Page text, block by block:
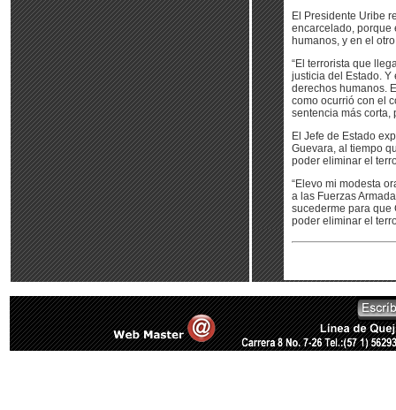
El Presidente Uribe
encarcelado, porque
humanos, y en el
“El terrorista que
justicia del Estado.
derechos humanos.
como ocurrió con el
sentencia más corta,
El Jefe de Estado
Guevara, al tiempo
poder eliminar el
“Elevo mi modesta
a las Fuerzas
sucederme para que
poder eliminar el